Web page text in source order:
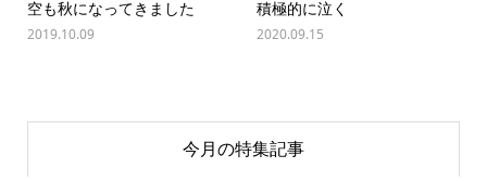
空も秋になってきました
2019.10.09
積極的に泣く
2020.09.15
今月の特集記事